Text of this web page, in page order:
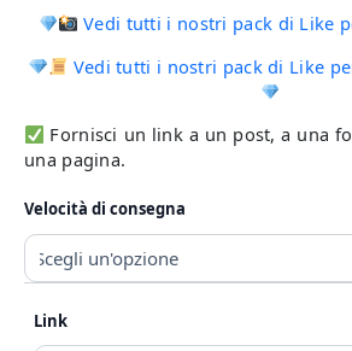
Vedi tutti i nostri pack di Like
Vedi tutti i nostri pack di Like
Fornisci un link a un post, a una
una pagina.
Velocità di consegna
Link